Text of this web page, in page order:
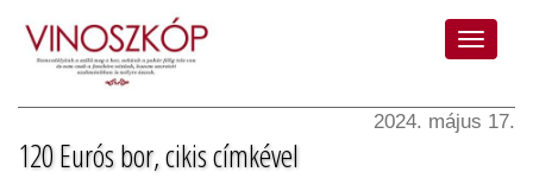
2024. május 17.
120 Eurós bor, cikis címkével